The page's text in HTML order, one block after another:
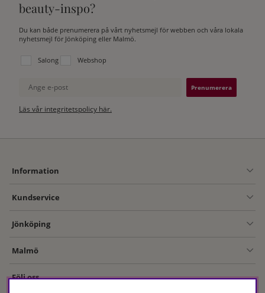
beauty-inspo?
Du kan både prenumerera på vårt nyhetsmejl för webben och våra lokala
nyhetsmejl för Jönköping eller Malmö.
Välj vilken lista du vill prenumerera på:
Salong Webshop
Ange e-post
Läs vår integritetspolicy här.
Information
Kundservice
Jönköping
Malmö
Följ oss